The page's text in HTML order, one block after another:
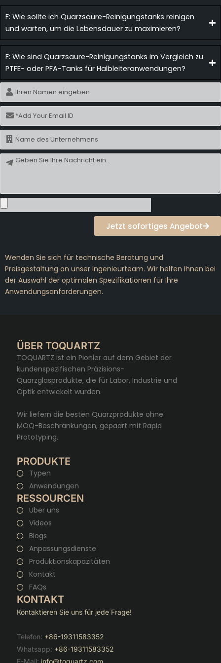
F: Wie sollte ich Quarzsäure-Reinigungstanks reinigen
und warten, um die Lebensdauer zu maximieren?
F: Wie sind Quarzsäure-Reinigungstanks im Vergleich zu
PTFE- oder PFA-Tanks für Halbleiteranwendungen?
Name
E-
Mail
Name
Nachricht
Jetzt sofortiges Angebot
Wenden Sie sich für technische Beratung und
Preisgestaltung an unser Ingenieurteam. Wir helfen Ihnen bei
der Auswahl der optimalen Spezifikationen für Ihre
Anwendungsanforderungen.
ÜBER TOQUARTZ
TOQUARTZ ist ein Pionier auf dem Gebiet der
kundenspezifischen Präzisions-
Quarzglasprodukte, die für Labor, Industrie und
Optik entwickelt wurden.
Wir liefern die besten Quarzprodukte ohne
MOQ-Beschränkungen, gepaart mit Rapid
Prototyping.
PRODUKTE
Typen
Anwendungen
RESSOURCEN
Über uns
Videos
Blogs
Anpassungsdienste
Produktionskapazitäten
Kontakt
FAQs
KONTAKT
Kontaktieren Sie uns für jede Frage!
Telefon: +86-19311583352
Whatsapp: +86-19311583352
E-Mail: info@toquartz.com